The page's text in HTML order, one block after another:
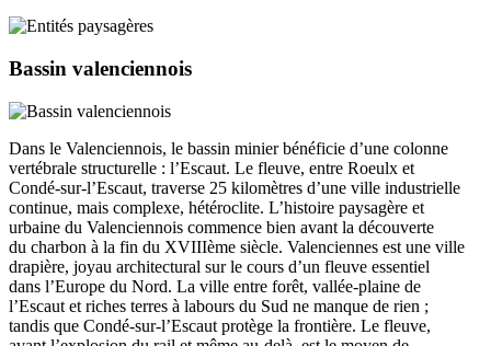
Bassin valenciennois
Dans le Valenciennois, le bassin minier bénéficie d’une colonne
vertébrale structurelle : l’Escaut. Le fleuve, entre Roeulx et
Condé-sur-l’Escaut, traverse 25 kilomètres d’une ville industrielle
continue, mais complexe, hétéroclite. L’histoire paysagère et
urbaine du Valenciennois commence bien avant la découverte
du charbon à la fin du XVIIIème siècle. Valenciennes est une ville
drapière, joyau architectural sur le cours d’un fleuve essentiel
dans l’Europe du Nord. La ville entre forêt, vallée-plaine de
l’Escaut et riches terres à labours du Sud ne manque de rien ;
tandis que Condé-sur-l’Escaut protège la frontière. Le fleuve,